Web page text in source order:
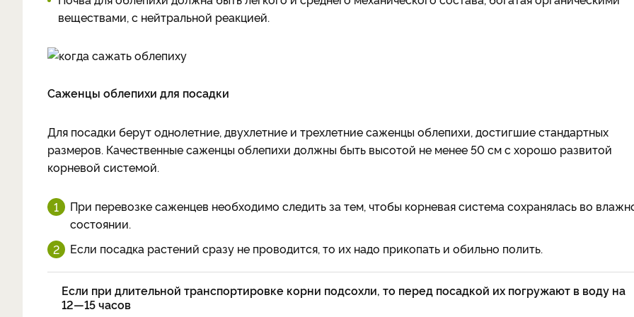
веществами, с нейтральной реакцией.
Саженцы облепихи для посадки
Для посадки берут однолетние, двухлетние и трехлетние саженцы облепихи, достигшие стандартных
размеров. Качественные саженцы облепихи должны быть высотой не менее 50 см с хорошо развитой
корневой системой.
При перевозке саженцев необходимо следить за тем, чтобы корневая система сохранялась во
состоянии.
Если посадка растений сразу не проводится, то их надо прикопать и обильно полить.
Если при длительной транспортировке корни подсохли, то перед посадкой их погружают в воду на
12—15 часов